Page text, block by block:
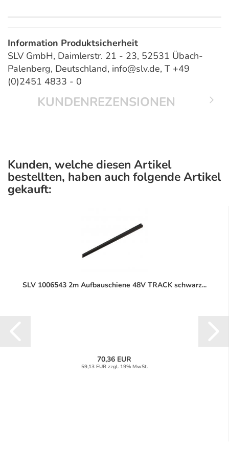
Information Produktsicherheit
SLV GmbH, Daimlerstr. 21 - 23, 52531 Übach-
Palenberg, Deutschland, info@slv.de, T +49
(0)2451 4833 - 0
KUNDENREZENSIONEN
Kunden, welche diesen Artikel
bestellten, haben auch folgende Artikel
gekauft:
SLV 1006543 2m Aufbauschiene 48V TRACK schwarz...
70,36 EUR
59,13 EUR zzgl. 19% MwSt.